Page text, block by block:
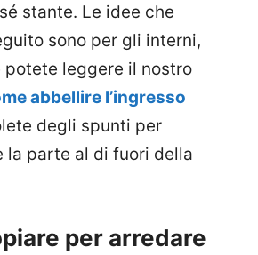
stante. Le idee che
sono per gli interni,
potete leggere il nostro
abbellire l’ingresso
degli spunti per
la parte al di fuori della
per arredare